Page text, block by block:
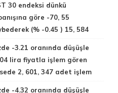
30 endeksi dünkü
göre -70, 55
(% -0.45 ) 15, 584
-3.21 oranında düşüşle
lira fiyatla işlem gören
2, 601, 347 adet işlem
-4.32 oranında düşüşle